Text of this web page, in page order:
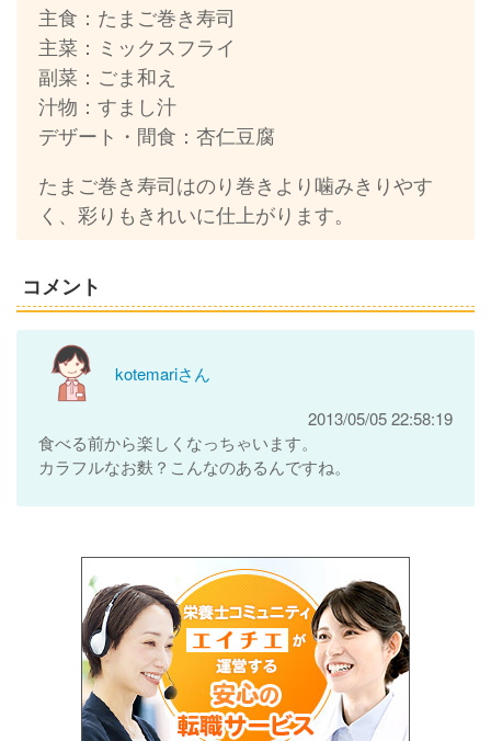
主食：たまご巻き寿司
主菜：ミックスフライ
副菜：ごま和え
汁物：すまし汁
デザート・間食：杏仁豆腐
たまご巻き寿司はのり巻きより噛みきりやす
く、彩りもきれいに仕上がります。
コメント
kotemariさん
2013/05/05 22:58:19
食べる前から楽しくなっちゃいます。
カラフルなお麩？こんなのあるんですね。